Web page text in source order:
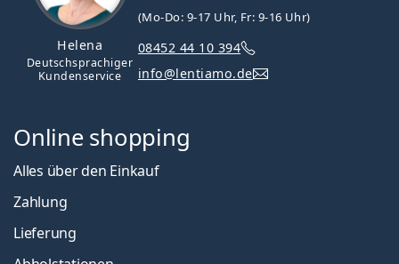
Helena
Deutschsprachiger
Kundenservice
(Mo-Do: 9-17 Uhr, Fr: 9-16 Uhr)
08452 44 10 394
info@lentiamo.de
Online shopping
Alles über den Einkauf
Zahlung
Lieferung